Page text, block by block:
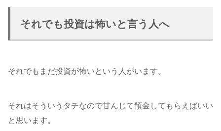
それでも投資は怖いと言う人へ
それでもまだ投資が怖いという人がいます。
それはそういうタチなので甘んじて預金してもらえばいい
と思います。